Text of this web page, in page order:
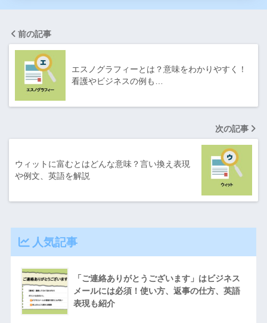
前の記事
エスノグラフィーとは？意味をわかりやすく！
看護やビジネスの例も…
次の記事
ウィットに富むとはどんな意味？言い換え表現
や例文、英語を解説
人気記事
「ご連絡ありがとうございます」はビジネス
メールには必須！使い方、返事の仕方、英語
表現も紹介